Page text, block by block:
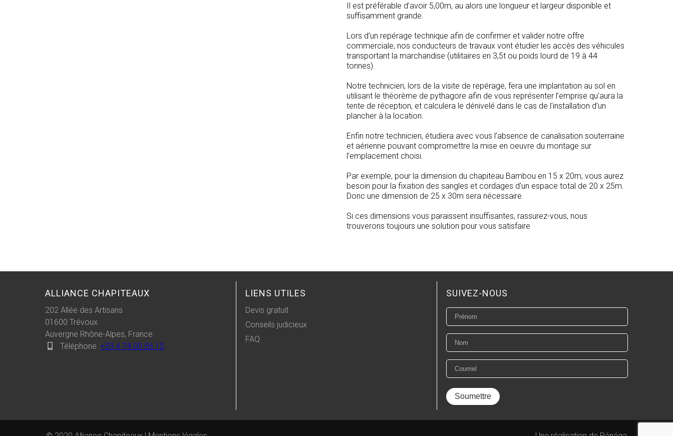
Il est préférable d’avoir 5,00m, au alors une longueur et largeur disponible et
suffisamment grande.
Lors d’un repérage technique afin de confirmer et valider notre offre
commerciale, nos conducteurs de travaux vont étudier les accès des véhicules
transportant la marchandise (utilitaires en 3,5t ou poids lourd de 19 à 44
tonnes).
Notre technicien, lors de la visite de repérage, fera une implantation au sol en
utilisant le théorème de pythagore afin de vous représenter l’emprise qu’aura la
tente de réception, et calculera le dénivelé dans le cas de l’installation d’un
plancher à la location.
Enfin notre technicien, étudiera avec vous l’absence de canalisation souterraine
et aérienne pouvant compromettre la mise en oeuvre du montage sur
l’emplacement choisi.
Par exemple, pour la dimension du chapiteau Bambou en 15 x 20m, vous aurez
besoin pour la fixation des sangles et cordages d’un espace total de 20 x 25m.
Donc une dimension de 25 x 30m sera nécessaire.
Si ces dimensions vous paraissent insuffisantes, rassurez-vous, nous
trouverons toujours une solution pour vous satisfaire
ALLIANCE CHAPITEAUX
202 Allée des Artisans
01600 Trévoux
Auvergne Rhône-Alpes, France
Téléphone :+33 4 74 00 56 15
LIENS UTILES
Devis gratuit
Conseils judicieux
FAQ
SUIVEZ-NOUS